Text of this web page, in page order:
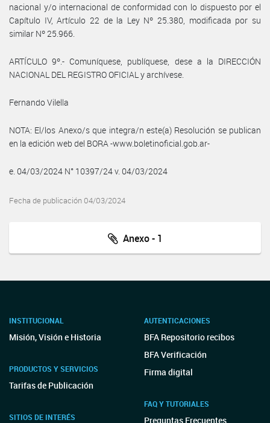
nacional y/o internacional de conformidad con lo dispuesto por el
Capítulo IV, Artículo 22 de la Ley Nº 25.380, modificada por su
similar Nº 25.966.
ARTÍCULO 9º.- Comuníquese, publíquese, dese a la DIRECCIÓN
NACIONAL DEL REGISTRO OFICIAL y archívese.
Fernando Vilella
NOTA: El/los Anexo/s que integra/n este(a) Resolución se publican
en la edición web del BORA -www.boletinoficial.gob.ar-
e. 04/03/2024 N° 10397/24 v. 04/03/2024
Fecha de publicación 04/03/2024
Anexo - 1
INSTITUCIONAL
Misión, Visión e Historia
PRODUCTOS Y SERVICIOS
Tarifas de Publicación
SITIOS DE INTERÉS
AUTENTICACIONES
BFA Repositorio recibos
BFA Verificación
Firma digital
FAQ Y TUTORIALES
Preguntas Frecuentes